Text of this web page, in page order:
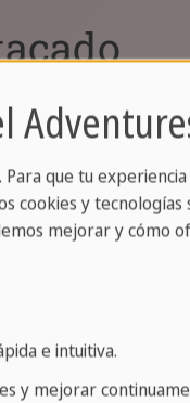
que tu
cookies y tecnologías
mejorar y cómo
e intuitiva.
y mejorar